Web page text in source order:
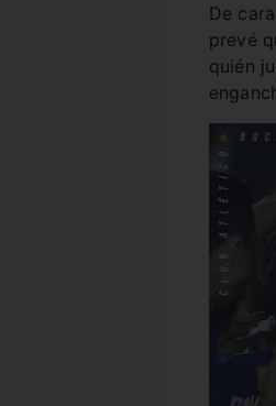
De
prevé
quién